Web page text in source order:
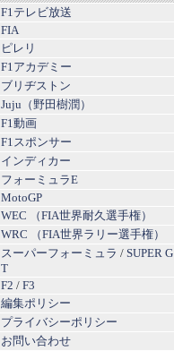
F1テレビ放送
FIA
ピレリ
F1アカデミー
ブリヂストン
Juju（野田樹潤）
F1動画
F1スポンサー
インディカー
フォーミュラE
MotoGP
WEC （FIA世界耐久選手権）
WRC （FIA世界ラリー選手権）
スーパーフォーミュラ / SUPER G
T
F2 / F3
編集ポリシー
プライバシーポリシー
お問い合わせ